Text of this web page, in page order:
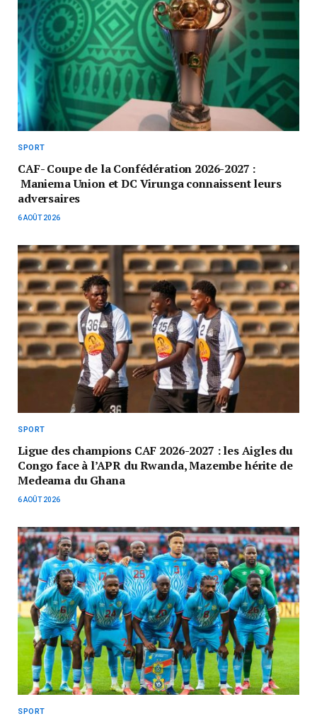
SPORT
CAF- Coupe de la Confédération 2026-2027 :
Maniema Union et DC Virunga connaissent leurs
adversaires
6 AOÛT 2026
SPORT
Ligue des champions CAF 2026-2027 : les Aigles du
Congo face à l’APR du Rwanda, Mazembe hérite de
Medeama du Ghana
6 AOÛT 2026
SPORT